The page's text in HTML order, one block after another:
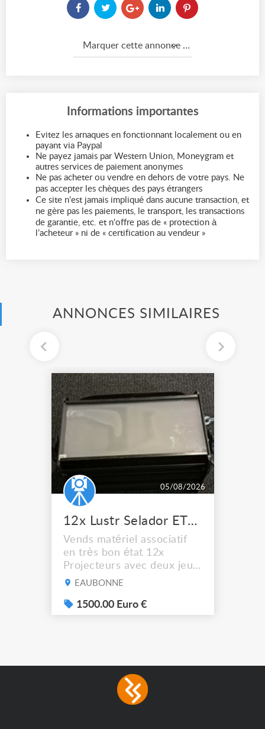
Marquer cette annonce comme...
Informations importantes
Evitez les arnaques en fonctionnant localement ou en
payant via Paypal
Ne payez jamais par Western Union, Moneygram et
autres services de paiement anonymes
Ne pas acheter ou vendre en dehors de votre pays. Ne
pas accepter les chèques des pays étrangers
Ce site n'est jamais impliqué dans aucune transaction, et
ne gère pas les paiements, le transport, les transactions
de garantie, etc. et n'offre pas de « protection à
l’acheteur » ni de « certification au vendeur »
ANNONCES SIMILAIRES
05/08/2026
12x Lustr Selador ETC Led 7x colors filtres
Vends matériel associatif
en très bon état 12x
Projecteurs avec deux jeux
de filtre filtre Lustr Selador
system – seven colour
LEDs providing the
consumption The
permanence of a 50,000-
EAUBONNE
1500.00 Euro €